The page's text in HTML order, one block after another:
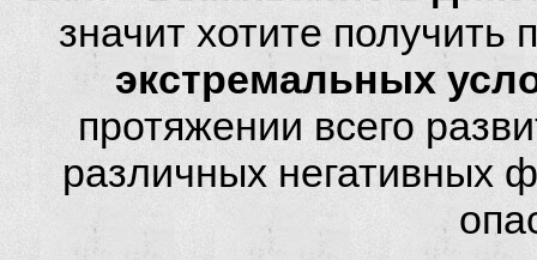
значит хотите
экстремальных
протяжении всего
различных негативных